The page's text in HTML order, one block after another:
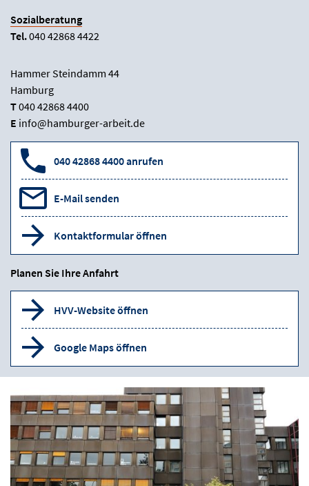
Sozialberatung
Tel.040 42868 4422
Hammer Steindamm 44
Hamburg
T040 42868 4400
E info@hamburger-arbeit.de
040 42868 4400 anrufen
E-Mail senden
Kontaktformular öffnen
Planen Sie Ihre Anfahrt
HVV-Website öffnen
Google Maps öffnen